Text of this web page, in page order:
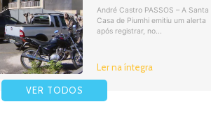
André Castro PASSOS – A Santa
Casa de Piumhi emitiu um alerta
após registrar, no...
Ler na íntegra
VER TODOS